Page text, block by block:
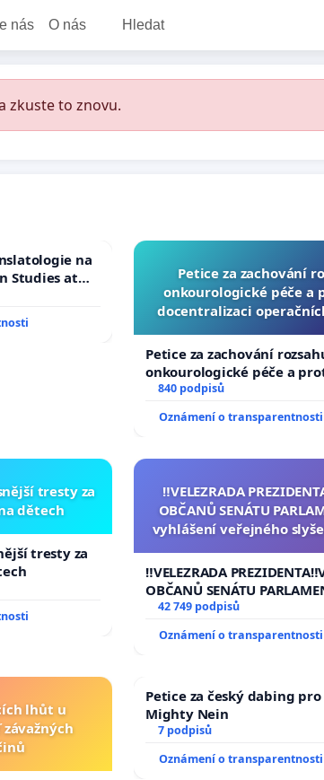
nás O nás Hledat
zkuste to znovu.
na
Studies at
Petice za zachování
onkourologické péče a
docentralizaci
Petice za zachování
onkourologické péče a
docentralizaci operačních
840 podpisů
Oznámení o transparentnosti
tresty za
dětech
tresty za
‼️VELEZRADA
OBČANŮ SENÁTU
vyhlášení veřejného
na přijetí usnesení k
žaloby na prezidenta
‼️VELEZRADA
OBČANŮ SENÁTU
vyhlášení veřejného
144 jednacího řádu Senátu
na přijetí usnesení k
42 749 podpisů
Oznámení o transparentnosti
lhůt u
Petice za český dabing
Mighty Nein
7 podpisů
Oznámení o transparentnosti